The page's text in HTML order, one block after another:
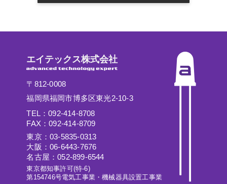
エイテックス株式会社
〒812-0008
福岡県福岡市博多区東光2-10-3
TEL：092-414-8708
FAX：092-414-8709
東京：03-5835-0313
大阪：06-6443-7676
名古屋：052-899-6544
東京都知事許可(特-6)
第154746号電気工事業・機械器具設置工事業